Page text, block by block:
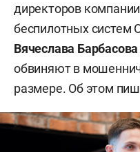
директоров
беспилотных
Вячеслава Барбасова
обвиняют в
размере. Об этом